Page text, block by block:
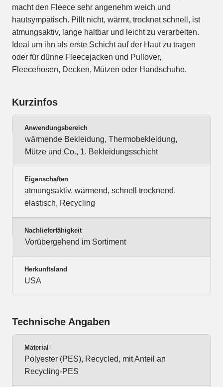
macht den Fleece sehr angenehm weich und
hautsympatisch. Pillt nicht, wärmt, trocknet schnell, ist
atmungsaktiv, lange haltbar und leicht zu verarbeiten.
Ideal um ihn als erste Schicht auf der Haut zu tragen
oder für dünne Fleecejacken und Pullover,
Fleecehosen, Decken, Mützen oder Handschuhe.
Kurzinfos
Anwendungsbereich
wärmende Bekleidung, Thermobekleidung,
Mütze und Co., 1. Bekleidungsschicht
Eigenschaften
atmungsaktiv, wärmend, schnell trocknend,
elastisch, Recycling
Nachlieferfähigkeit
Vorübergehend im Sortiment
Herkunftsland
USA
Technische Angaben
Material
Polyester (PES), Recycled, mit Anteil an
Recycling-PES